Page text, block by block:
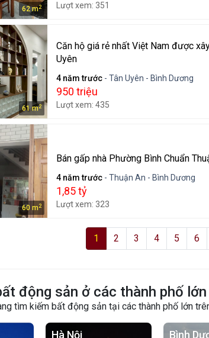
62 m2 Lượt xem: 351
61 m2
Căn hộ giá rẻ nhất Việt Nam được
Uyên
4 năm trước - Tân Uyên - Bình Dương
950 triệu
Lượt xem: 435
60 m 2
Bán gấp nhà Phường Bình Chuẩn
4 năm trước - Thuận An - Bình Dương
1,85 tỷ
Lượt xem: 323
1 2 3 4 5 6
động sản ở các thành phố lớn
tìm kiếm bất động sản tại các thành phố lớn
Hà Nội Bình